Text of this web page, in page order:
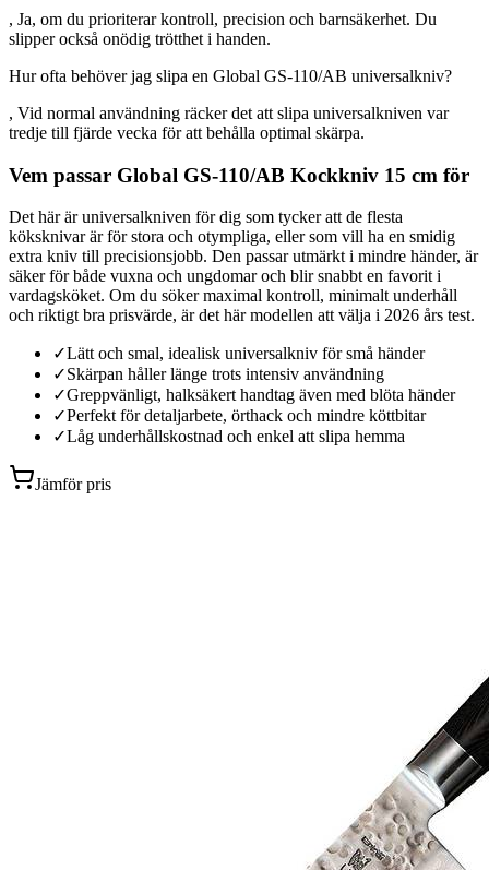
, Ja, om du prioriterar kontroll, precision och barnsäkerhet. Du
slipper också onödig trötthet i handen.
Hur ofta behöver jag slipa en Global GS-110/AB universalkniv?
, Vid normal användning räcker det att slipa universalkniven var
tredje till fjärde vecka för att behålla optimal skärpa.
Vem passar Global GS-110/AB Kockkniv 15 cm för
Det här är universalkniven för dig som tycker att de flesta
köksknivar är för stora och otympliga, eller som vill ha en smidig
extra kniv till precisionsjobb. Den passar utmärkt i mindre händer, är
säker för både vuxna och ungdomar och blir snabbt en favorit i
vardagsköket. Om du söker maximal kontroll, minimalt underhåll
och riktigt bra prisvärde, är det här modellen att välja i 2026 års test.
✓Lätt och smal, idealisk universalkniv för små händer
✓Skärpan håller länge trots intensiv användning
✓Greppvänligt, halksäkert handtag även med blöta händer
✓Perfekt för detaljarbete, örthack och mindre köttbitar
✓Låg underhållskostnad och enkel att slipa hemma
Jämför pris